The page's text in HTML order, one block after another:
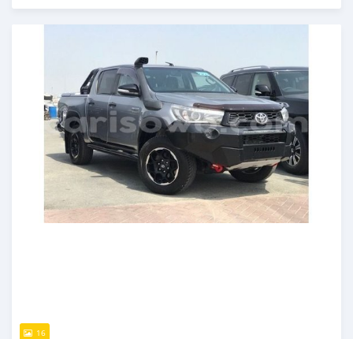
Publié il y a presque 6 ans
16